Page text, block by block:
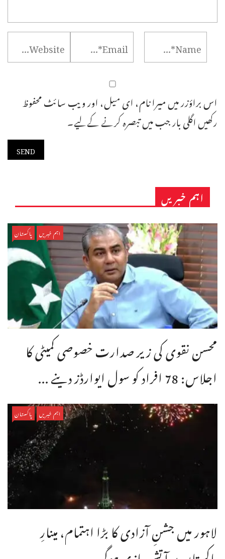
اس براؤزر میں میرا نام، ای میل، اور ویب سائٹ محفوظ
رکھیں اگلی بار جب میں تبصرہ کرنے کےلیے۔
اہم خبریں
اہم خبریں پاکستان
محسن نقوی کی زیر صدارت خصوصی کمیٹی کا
اجلاس: 78 افراد کو سول ایوارڈز دینے ...
اہم خبریں پاکستان
لاہور میں جشنِ آزادی کا بڑا اہتمام، مینارِ